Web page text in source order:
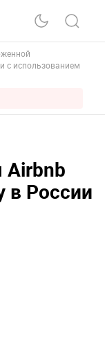
и с использованием
Airbnb
в России